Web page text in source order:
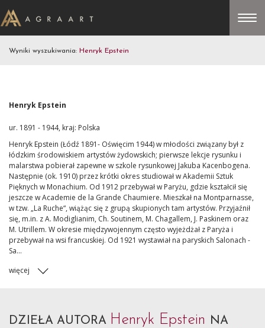
Wyniki wyszukiwania: Henryk Epstein
Henryk Epstein
ur. 1891 - 1944, kraj: Polska
Henryk Epstein (Łódź 1891- Oświęcim 1944) w młodości związany był z
łódzkim środowiskiem artystów żydowskich; pierwsze lekcje rysunku i
malarstwa pobierał zapewne w szkole rysunkowej Jakuba Kacenbogena.
Następnie (ok. 1910) przez krótki okres studiował w Akademii Sztuk
Pięknych w Monachium. Od 1912 przebywał w Paryżu, gdzie kształcił się
jeszcze w Academie de la Grande Chaumiere. Mieszkał na Montparnasse,
w tzw. „La Ruche“, wiążąc się z grupą skupionych tam artystów. Przyjaźnił
się, m.in. z A. Modiglianim, Ch. Soutinem, M. Chagallem, J. Paskinem oraz
M. Utrillem. W okresie międzywojennym często wyjeżdżał z Paryża i
przebywał na wsi francuskiej. Od 1921 wystawiał na paryskich Salonach -
Sa...
więcej
DZIEŁA AUTORA Henryk Epstein NA